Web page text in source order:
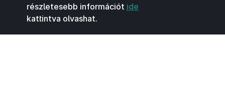
részletesebb információt ide
kattintva olvashat.